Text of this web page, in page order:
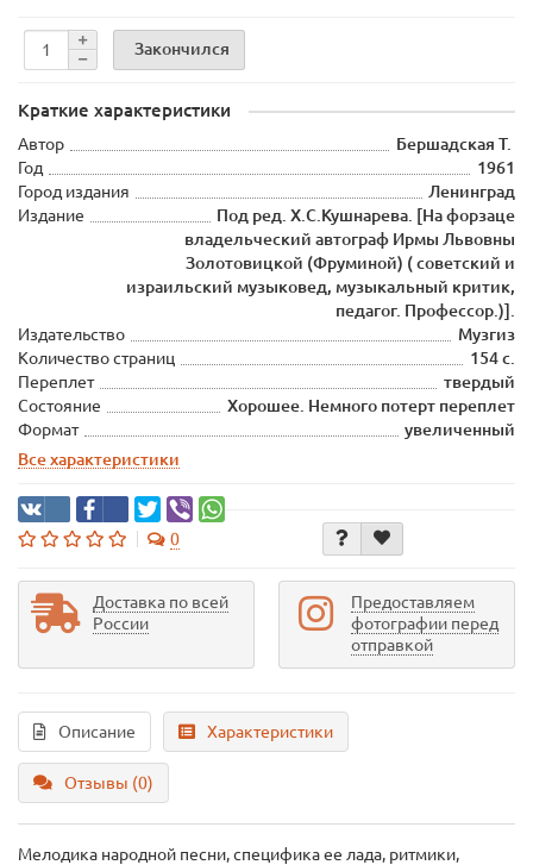
Закончился
Краткие характеристики
Автор
Бершадская Т.
Год
1961
Город издания
Ленинград
Издание
Под ред. Х.С.Кушнарева. [На форзаце
владельческий автограф Ирмы Львовны
Золотовицкой (Фруминой) ( советский и
израильский музыковед, музыкальный критик,
педагог. Профессор.)].
Издательство
Музгиз
Количество страниц
154 с.
Переплет
твердый
Состояние
Хорошее. Немного потерт переплет
Формат
увеличенный
Все характеристики
0
Доставка по всей
России
Предоставляем
фотографии перед
отправкой
Описание Характеристики
Отзывы (0)
Мелодика народной песни, специфика ее лада, ритмики,